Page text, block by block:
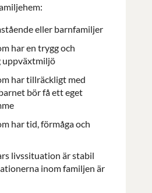
eller barnfamiljer
har en trygg och
uppväxtmiljö
har tillräckligt med
bör få ett eget
har tid, förmåga och
livssituation är stabil
inom familjen är